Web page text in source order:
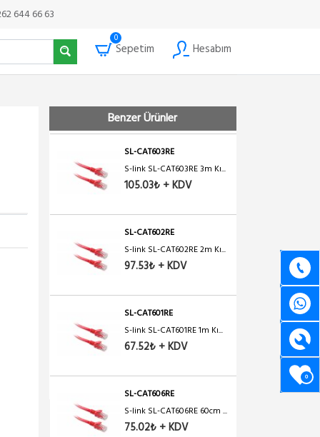
644 66 63
0
Sepetim Hesabım
0
Benzer Ürünler
53.00₺ + KDV
SL-CAT605RE
200.06₺ + KDV
SL-CAT603RE
S-link SL-CAT603RE 3m Kı...
105.03₺ + KDV
SL-CAT602RE
S-link SL-CAT602RE 2m Kı...
97.53₺ + KDV
SL-CAT601RE
S-link SL-CAT601RE 1m Kı...
67.52₺ + KDV
SL-CAT606RE
S-link SL-CAT606RE 60cm ...
75.02₺ + KDV